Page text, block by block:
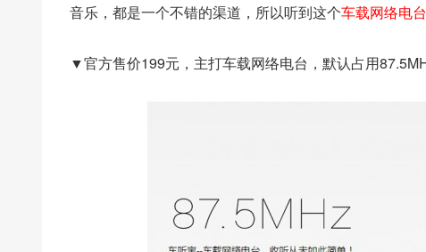
音乐，都是一个不错的渠道，所以听到这个车载网络电台
▼官方售价199元，主打车载网络电台，默认占用